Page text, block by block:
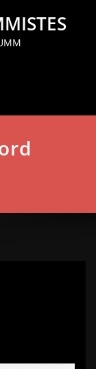
la navigation